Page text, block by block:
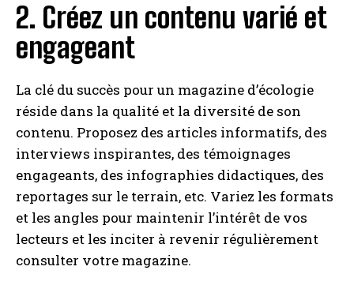
2. Créez un contenu varié et
engageant
La clé du succès pour un magazine d’écologie
réside dans la qualité et la diversité de son
contenu. Proposez des articles informatifs, des
interviews inspirantes, des témoignages
engageants, des infographies didactiques, des
reportages sur le terrain, etc. Variez les formats
et les angles pour maintenir l’intérêt de vos
lecteurs et les inciter à revenir régulièrement
consulter votre magazine.